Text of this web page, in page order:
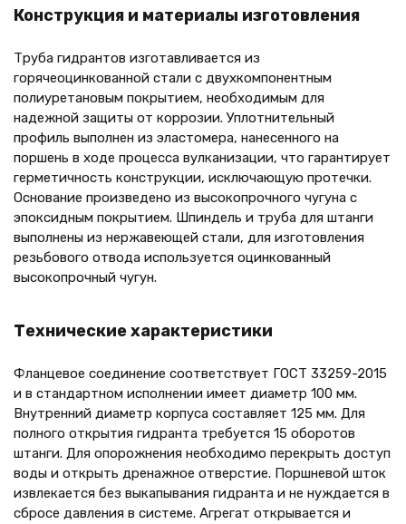
Конструкция и материалы изготовления
Труба гидрантов изготавливается из
горячеоцинкованной стали с двухкомпонентным
полиуретановым покрытием, необходимым для
надежной защиты от коррозии. Уплотнительный
профиль выполнен из эластомера, нанесенного на
поршень в ходе процесса вулканизации, что гарантирует
герметичность конструкции, исключающую протечки.
Основание произведено из высокопрочного чугуна с
эпоксидным покрытием. Шпиндель и труба для штанги
выполнены из нержавеющей стали, для изготовления
резьбового отвода используется оцинкованный
высокопрочный чугун.
Технические характеристики
Фланцевое соединение соответствует ГОСТ 33259-2015
и в стандартном исполнении имеет диаметр 100 мм.
Внутренний диаметр корпуса составляет 125 мм. Для
полного открытия гидранта требуется 15 оборотов
штанги. Для опорожнения необходимо перекрыть доступ
воды и открыть дренажное отверстие. Поршневой шток
извлекается без выкапывания гидранта и не нуждается в
сбросе давления в системе. Агрегат открывается и